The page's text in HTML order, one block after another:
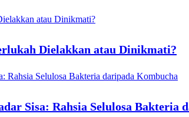
Dielakkan atau Dinikmati?
Sisa: Rahsia Selulosa Bakteria